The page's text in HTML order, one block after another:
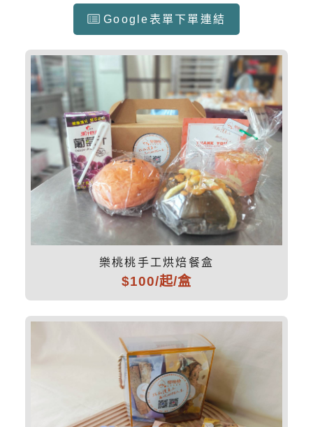
Google表單下單連結
樂桃桃手工烘焙餐盒
$100/起/盒